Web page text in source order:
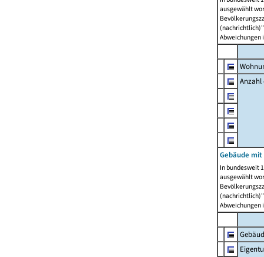
ausgewählt
Abweichungen
Anzahl
Gebäude
In bundesweit
ausgewählt
Abweichungen